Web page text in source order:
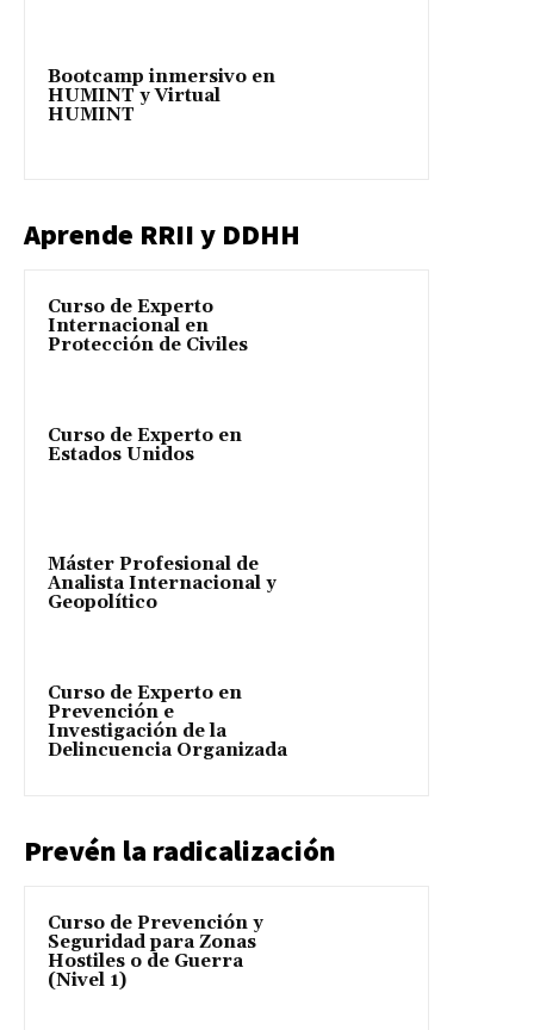
Bootcamp inmersivo en
HUMINT y Virtual
HUMINT
Aprende RRII y DDHH
Curso de Experto
Internacional en
Protección de Civiles
Curso de Experto en
Estados Unidos
Máster Profesional de
Analista Internacional y
Geopolítico
Curso de Experto en
Prevención e
Investigación de la
Delincuencia Organizada
Prevén la radicalización
Curso de Prevención y
Seguridad para Zonas
Hostiles o de Guerra
(Nivel 1)